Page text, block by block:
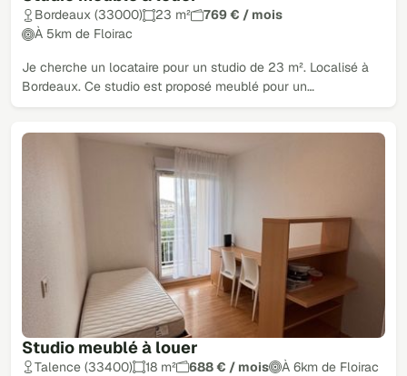
Bordeaux (33000) 23 m²
769 € / mois
À 5km de Floirac
Je cherche un locataire pour un studio de 23 m². Localisé à
Bordeaux. Ce studio est proposé meublé pour un…
Studio meublé à louer
Talence (33400) 18 m² 688 € / mois À 6km de Floirac